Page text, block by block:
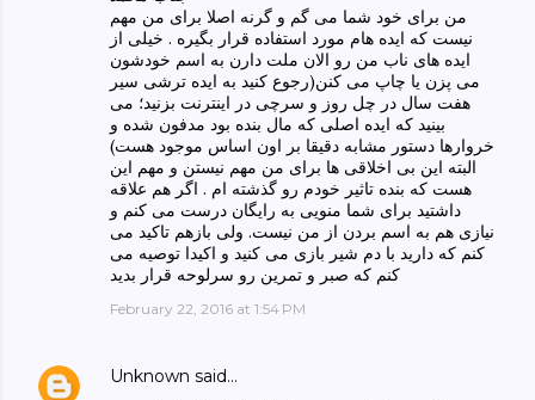
من برای خود شما می گم و گرنه اصلا برای من مهم
نیست که ایده هام مورد استفاده قرار بگیره . خیلی از
ایده های ناب من رو الان ملت دارن به اسم خودشون
می پزن یا چاپ می کنن(رجوع کنید به ایده ترشی سیر
هفت سال در چل روز و سرچی در اینترنت بزنید؛ می
بینید که ایده اصلی که مال بنده بود مدفون شده و
خروارها دستور مشابه دقیقا بر اون اساس موجود هست)
البته این بی اخلاقی ها برای من مهم نیستن و مهم این
هست که بنده تاثیر خودم رو گذشته ام . اگر هم علاقه
داشتید برای شما منویی به رایگان درست می کنم و
نیازی هم به اسم بردن از من نیست. ولی بازهم تاکید می
کنم که دارید با دم شیر بازی می کنید و اکیدا توصیه می
کنم که صبر و تمرین رو سرلوحه قرار بدید
February 22, 2016 at 1:54 PM
Unknown said…